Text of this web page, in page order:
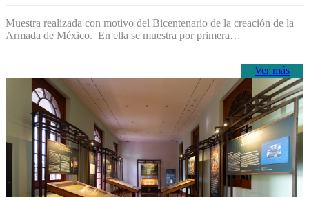
Muestra realizada con motivo del Bicentenario de la creación de la
Armada de México. En ella se muestra por primera…
Ver más